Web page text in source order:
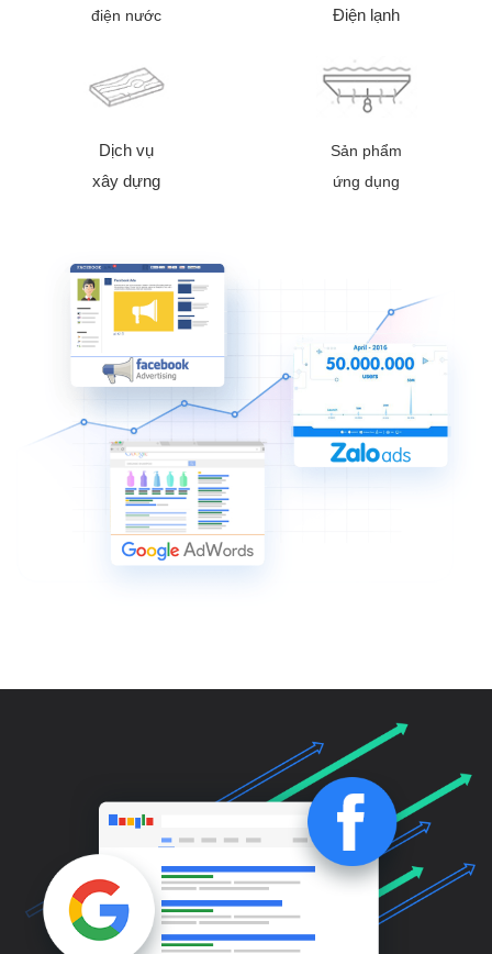
điện nước
Điện lạnh
Dịch vụ
xây dựng
Sản phẩm
ứng dụng